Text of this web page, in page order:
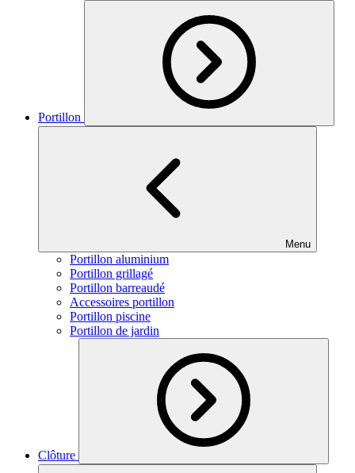
Portillon
Menu
Portillon aluminium
Portillon grillagé
Portillon barreaudé
Accessoires portillon
Portillon piscine
Portillon de jardin
Clôture